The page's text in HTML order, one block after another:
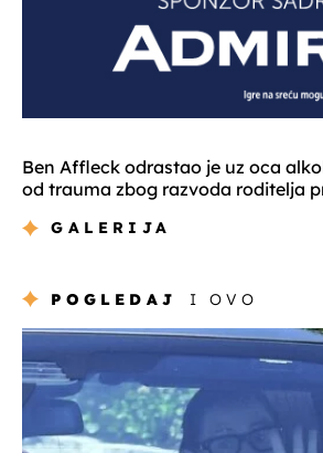
Ben Affleck odrastao je uz oca
od trauma zbog razvoda roditelja
GALERIJA
POGLEDAJ I OVO